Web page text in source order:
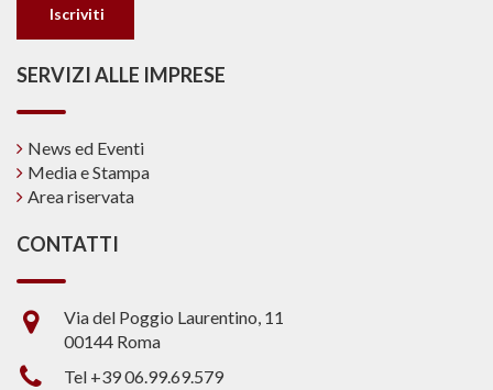
SERVIZI ALLE IMPRESE
News ed Eventi
Media e Stampa
Area riservata
CONTATTI
Via del Poggio Laurentino, 11
00144 Roma
Tel +39 06.99.69.579